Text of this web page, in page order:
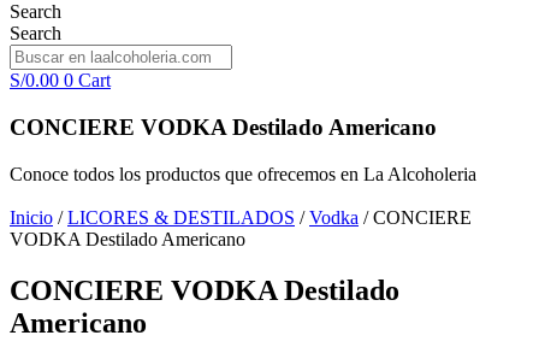
Search
Search
S/0.00 0 Cart
CONCIERE VODKA Destilado Americano
Conoce todos los productos que ofrecemos en La Alcoholeria
Inicio /LICORES & DESTILADOS /Vodka / CONCIERE
VODKA Destilado Americano
CONCIERE VODKA Destilado
Americano